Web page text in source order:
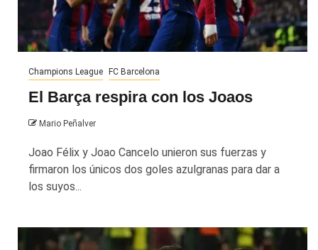
Champions League FC Barcelona
El Barça respira con los Joaos
Mario Peñalver
Joao Félix y Joao Cancelo unieron sus fuerzas y
firmaron los únicos dos goles azulgranas para dar a
los suyos...